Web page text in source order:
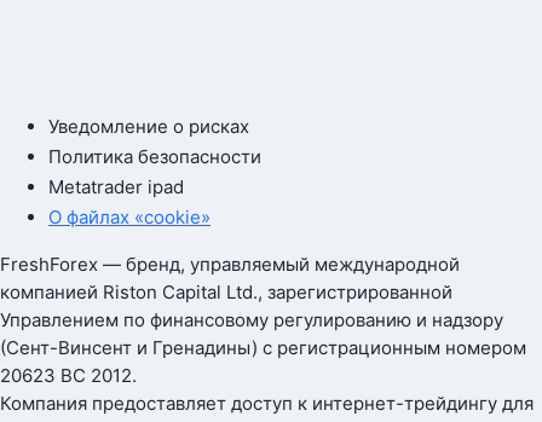
Уведомление о рисках
Политика безопасности
Metatrader ipad
О файлах «cookie»
FreshForex — бренд, управляемый международной
компанией Riston Capital Ltd., зарегистрированной
Управлением по финансовому регулированию и надзору
(Сент-Винсент и Гренадины) с регистрационным номером
20623 BC 2012.
Компания предоставляет доступ к интернет-трейдингу для